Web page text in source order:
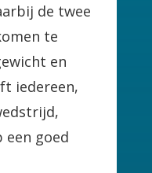
de twee
te
en
iedereen,
een goed